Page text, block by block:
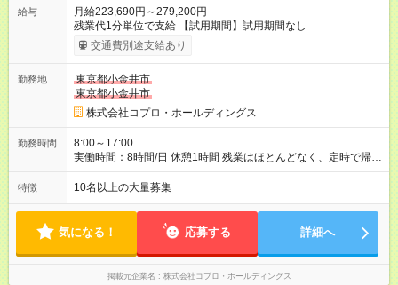
給与
月給223,690円～279,200円
残業代1分単位で支給 【試用期間】試用期間なし
交通費別途支給あり
勤務地
東京都小金井市
東京都小金井市
株式会社コプロ・ホールディングス
勤務時間
8:00～17:00
実働時間：8時間/日 休憩1時間 残業はほとんどなく、定時で帰れ
る日が多い働き方です。 毎日の業務は進捗管理や事務が中心な
ので、 「今日やるべき仕事」が終われば、自然と区切りをつけ
方を大切にしています。
特徴 10名以上の大量募集
気になる！ 応募する 詳細へ
掲載元企業名 株式会社コプロ・ホールディングス